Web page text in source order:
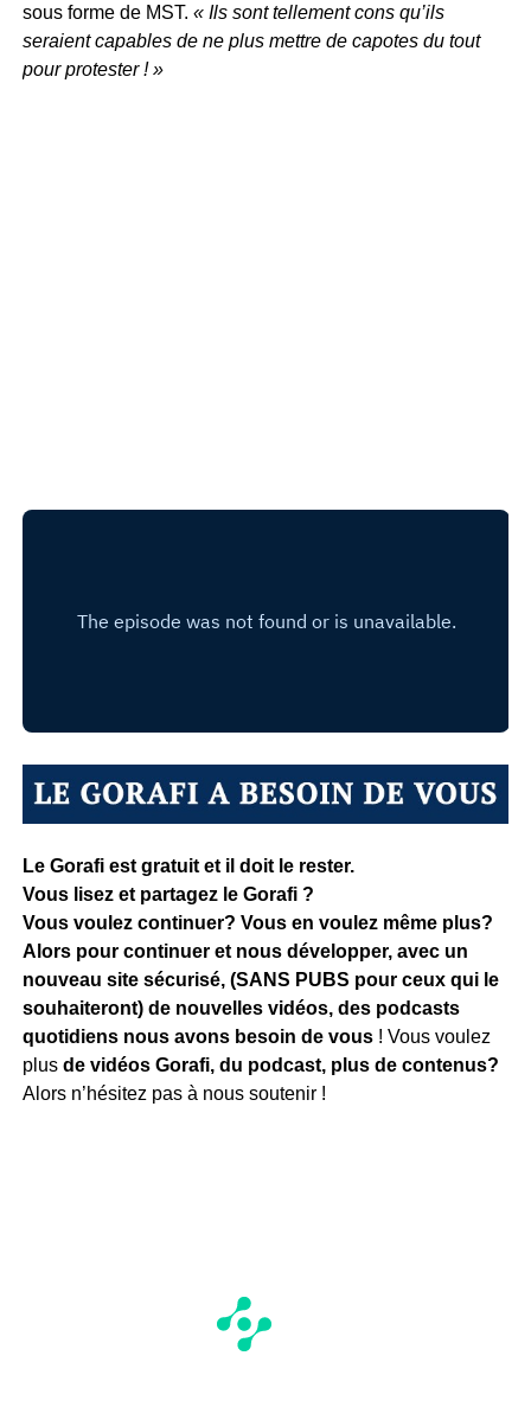
sous forme de MST. « Ils sont tellement cons qu’ils
seraient capables de ne plus mettre de capotes du tout
pour protester ! »
Le Gorafi est gratuit et il doit le rester.
Vous lisez et partagez le Gorafi ?
Vous voulez continuer? Vous en voulez même plus?
Alors pour continuer et nous développer, avec un
nouveau site sécurisé, (SANS PUBS pour ceux qui le
souhaiteront) de nouvelles vidéos, des podcasts
quotidiens nous avons besoin de vous ! Vous voulez
plus de vidéos Gorafi, du podcast, plus de contenus?
Alors n’hésitez pas à nous soutenir !